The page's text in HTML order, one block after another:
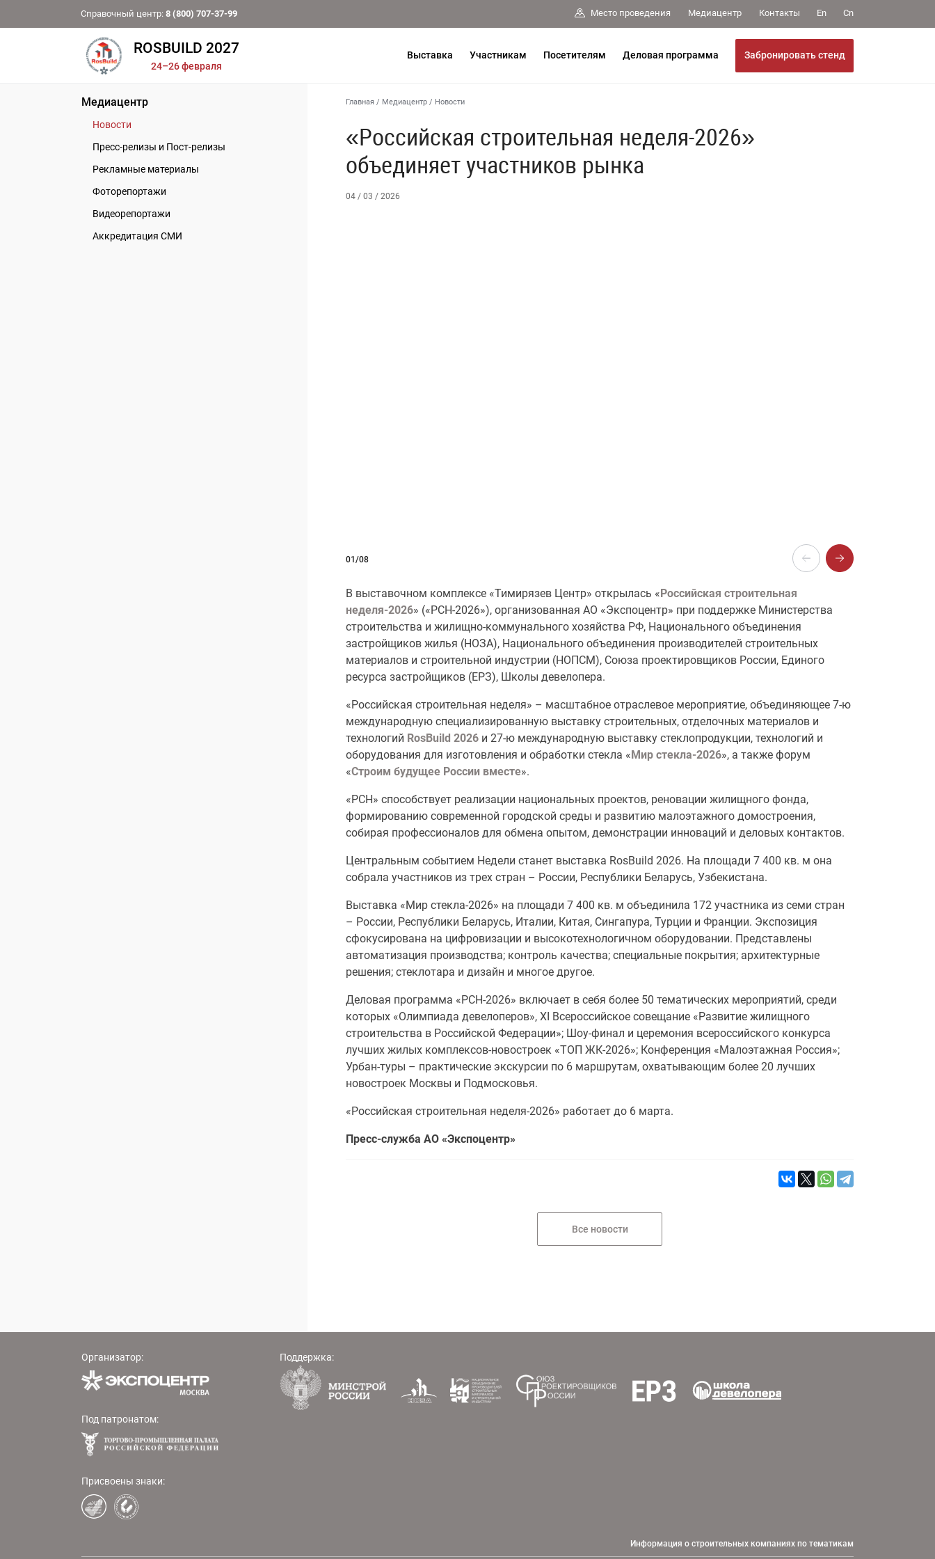
Справочный центр: 8 (800) 707-37-99 Место проведения Медиацентр Контакты En Cn
ROSBUILD 2027
24–26 февраля
Выставка Участникам Посетителям Деловая программа Забронировать стенд
Медиацентр
Новости
Пресс-релизы и Пост-релизы
Рекламные материалы
Фоторепортажи
Видеорепортажи
Аккредитация СМИ
Главная / Медиацентр / Новости
«Российская строительная неделя-2026»
объединяет участников рынка
04 / 03 / 2026
01/08
В выставочном комплексе «Тимирязев Центр» открылась «Российская строительная
неделя-2026» («РСН-2026»), организованная АО «Экспоцентр» при поддержке Министерства
строительства и жилищно-коммунального хозяйства РФ, Национального объединения
застройщиков жилья (НОЗА), Национального объединения производителей строительных
материалов и строительной индустрии (НОПСМ), Союза проектировщиков России, Единого
ресурса застройщиков (ЕРЗ), Школы девелопера.
«Российская строительная неделя» – масштабное отраслевое мероприятие, объединяющее 7-ю
международную специализированную выставку строительных, отделочных материалов и
технологий RosBuild 2026 и 27-ю международную выставку стеклопродукции, технологий и
оборудования для изготовления и обработки стекла «Мир стекла-2026», а также форум
«Строим будущее России вместе».
«РСН» способствует реализации национальных проектов, реновации жилищного фонда,
формированию современной городской среды и развитию малоэтажного домостроения,
собирая профессионалов для обмена опытом, демонстрации инноваций и деловых контактов.
Центральным событием Недели станет выставка RosBuild 2026. На площади 7 400 кв. м она
собрала участников из трех стран – России, Республики Беларусь, Узбекистана.
Выставка «Мир стекла-2026» на площади 7 400 кв. м объединила 172 участника из семи стран
– России, Республики Беларусь, Италии, Китая, Сингапура, Турции и Франции. Экспозиция
сфокусирована на цифровизации и высокотехнологичном оборудовании. Представлены
автоматизация производства; контроль качества; специальные покрытия; архитектурные
решения; стеклотара и дизайн и многое другое.
Деловая программа «РСН-2026» включает в себя более 50 тематических мероприятий, среди
которых «Олимпиада девелоперов», XI Всероссийское совещание «Развитие жилищного
строительства в Российской Федерации»; Шоу-финал и церемония всероссийского конкурса
лучших жилых комплексов-новостроек «ТОП ЖК-2026»; Конференция «Малоэтажная Россия»;
Урбан-туры – практические экскурсии по 6 маршрутам, охватывающим более 20 лучших
новостроек Москвы и Подмосковья.
«Российская строительная неделя-2026» работает до 6 марта.
Пресс-служба АО «Экспоцентр»
Все новости
Организатор:
Под патронатом:
Присвоены знаки:
Поддержка:
Информация о строительных компаниях по тематикам